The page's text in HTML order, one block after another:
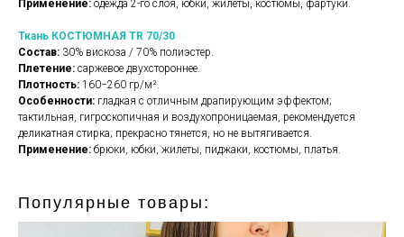
Применение: одежда 2-го слоя, юбки, жилеты, костюмы, фартуки.
Ткань КОСТЮМНАЯ TR 70/30
Состав: 30% вискоза / 70% полиэстер.
Плетение: саржевое двухстороннее.
Плотность: 160−260 гр/м².
Особенности: гладкая с отличным драпирующим эффектом;
тактильная, гигроскопичная и воздухопроницаемая, рекомендуется
деликатная стирка; прекрасно тянется, но не вытягивается.
Применение: брюки, юбки, жилеты, пиджаки, костюмы, платья.
Популярные товары: